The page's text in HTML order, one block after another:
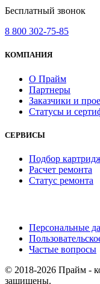
Бесплатный звонок
8 800 302-75-85
КОМПАНИЯ
О Прайм
Партнеры
Заказчики и
Статусы и
СЕРВИСЫ
Подбор
Расчет ремонта
Статус ремонта
Персональные
Частые вопросы
© 2018-2026 Прайм -
защищены.